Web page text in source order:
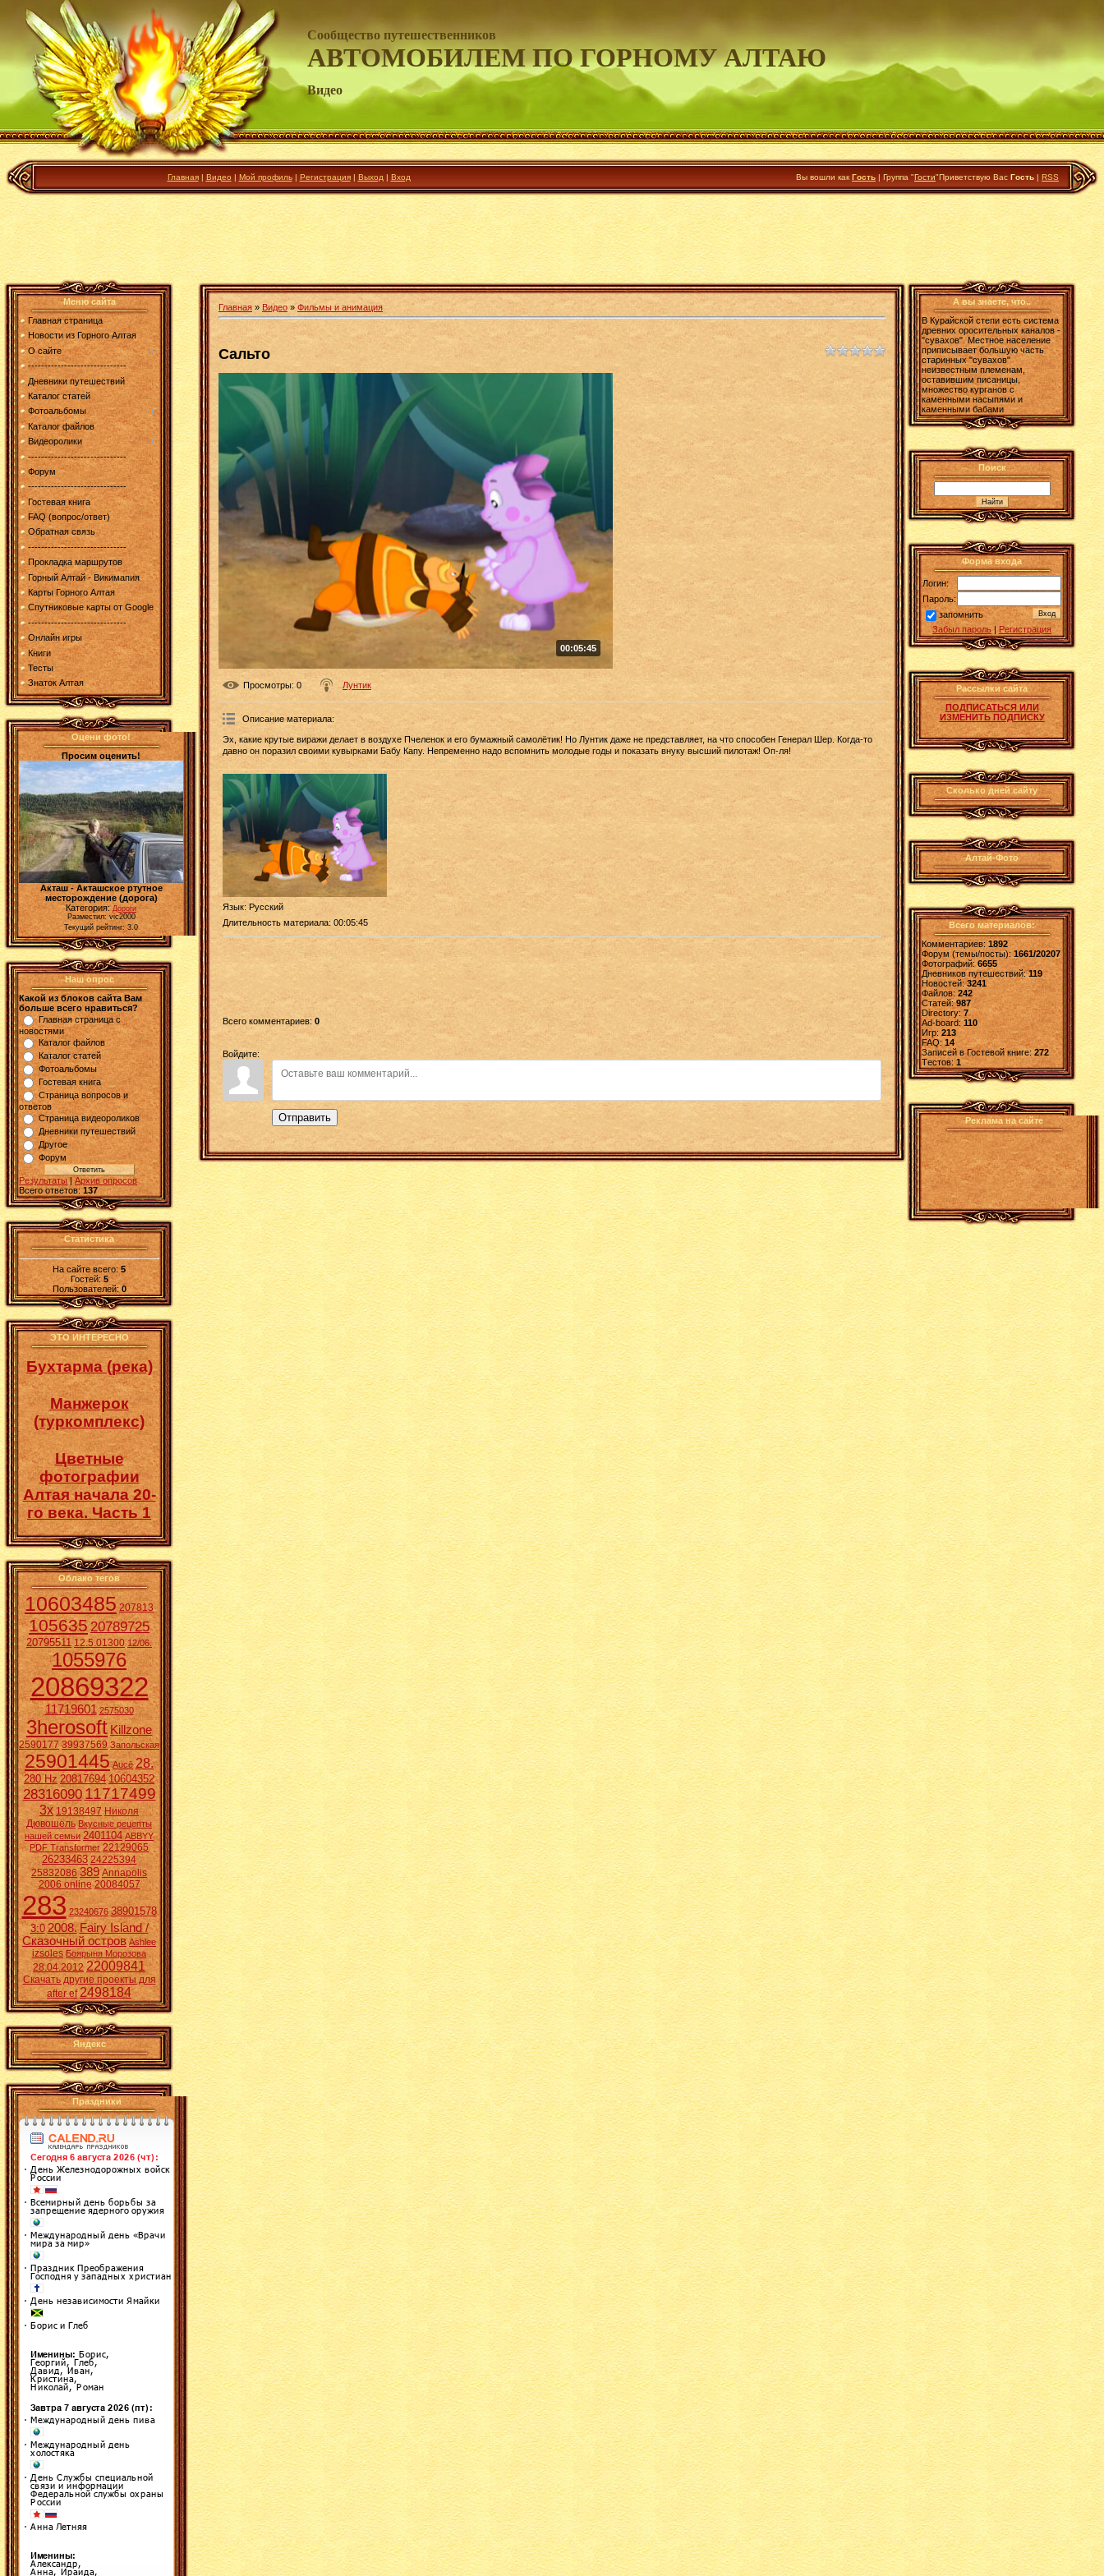
Сообщество путешественников
АВТОМОБИЛЕМ ПО ГОРНОМУ АЛТАЮ
Видео
Главная| Видео| Мой профиль| Регистрация| Выход | Вход Вы вошли как Гость | Группа "Гости"Приветствую Вас Гость | RSS
Меню сайта
Главная страница
Новости из Горного Алтая
О сайте
------------------------------
Дневники путешествий
Каталог статей
Фотоальбомы
Каталог файлов
Видеоролики
------------------------------
Форум
------------------------------
Гостевая книга
FAQ (вопрос/ответ)
Обратная связь
------------------------------
Прокладка маршрутов
Горный Алтай - Викимапия
Карты Горного Алтая
Спутниковые карты от Google
------------------------------
Онлайн игры
Книги
Тесты
Знаток Алтая
Оцени фото!
Просим оценить!
Акташ - Акташское ртутное
месторождение (дорога)
Категория: Дороги
Разместил: vic2000
Текущий рейтинг: 3.0
Наш опрос
Какой из блоков сайта Вам
больше всего нравиться?
Главная страница с
новостями
Каталог файлов
Каталог статей
Фотоальбомы
Гостевая книга
Страница вопросов и
ответов
Страница видеороликов
Дневники путешествий
Другое
Форум
Результаты|Архив опросов
Всего ответов: 137
Статистика
На сайте всего:5
Гостей:5
Пользователей: 0
ЭТО ИНТЕРЕСНО
Бухтарма (река)
Манжерок
(туркомплекс)
Цветные
фотографии
Алтая начала 20-
го века. Часть 1
Облако тегов
10603485 207813
10563520789725
20795511 12.5.01300 12/06.
1055976
20869322
11719601 2575030
3herosoft Killzone
2590177 39937569 Запольская
25901445 Aucē 28.
280 Hz 20817694 10604352
2831609011717499
3x 19138497 Николя
Дювошель Вкусные рецепты
нашей семьи 2401104 ABBYY
PDF Transformer 22129065
26233463 24225394
25832086 389 Annapolis
2006 online 20084057
283 23240676 38901578
3:0 2008. Fairy Island /
Сказочный остров Ashlee
izsoles Боярыня Морозова
28.04.2012 22009841
Скачать другие проекты для
after ef 2498184
Яндекс
Праздники
Главная » Видео» Фильмы и анимация
Сальто
00:05:45
Просмотры: 0 Лунтик
Описание материала:
Эх, какие крутые виражи делает в воздухе Пчеленок и его бумажный самолётик! Но Лунтик даже не представляет, на что способен Генерал Шер. Когда-то
давно он поразил своими кувырками Бабу Капу. Непременно надо вспомнить молодые годы и показать внуку высший пилотаж! Оп-ля!
Язык: Русский
Длительность материала: 00:05:45
Всего комментариев: 0
Войдите:
Отправить
А вы знаете, что..
В Курайской степи есть система
древних оросительных каналов -
"сувахов". Местное население
приписывает большую часть
старинных "сувахов"
неизвестным племенам,
оставившим писаницы,
множество курганов с
каменными насыпями и
каменными бабами
Поиск
Форма входа
Логин:
Пароль:
запомнить
Забыл пароль | Регистрация
Рассылки сайта
ПОДПИСАТЬСЯ ИЛИ
ИЗМЕНИТЬ ПОДПИСКУ
Сколько дней сайту
Алтай-Фото
Всего материалов:
Комментариев: 1892
Форум (темы/посты):1661/20207
Фотографий:6655
Дневников путешествий:119
Новостей:3241
Файлов: 242
Статей:987
Directory: 7
Ad-board:110
Игр: 213
FAQ:14
Записей в Гостевой книге:272
Tестов: 1
Реклама на сайте